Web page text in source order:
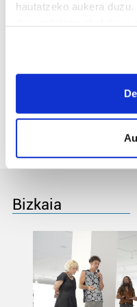
hautatzeko aukera
If you allow, we would
Collect
Identify your
specific
prozesatzen ditugu,
teknologia erabiliz,
pertsonalizatuak
neurtzeko, jendeari
Bizkaia